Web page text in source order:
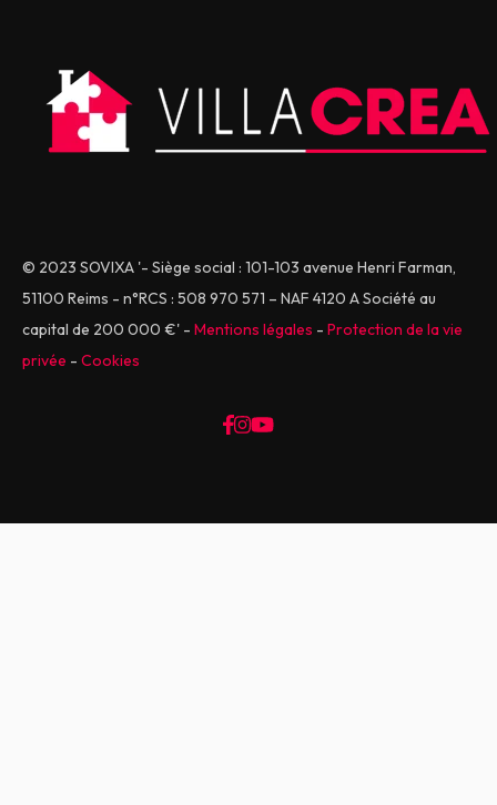
© 2023 SOVIXA '- Siège social : 101-103 avenue Henri Farman,
51100 Reims - n°RCS : 508 970 571 – NAF 4120 A Société au
capital de 200 000 €' - Mentions légales - Protection de la vie
privée - Cookies